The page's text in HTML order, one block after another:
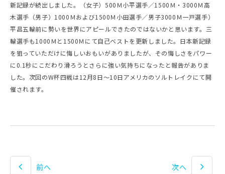
新記録が続出しました。（女子）500Ｍ小平選手／1500Ｍ・3000Ｍ高
木選手（男子）1000Ｍおよび1500Ｍ小田選手／男子3000Ｍ一戸選手）
平昌五輪前に勢いを世界にアピールできたのではないかと思います。三
輪選手も1000Ｍと1500Ｍにて自己ベストを更新しました。日本新記録
を狙っていただけに悔しいおもいがありましたが、その悔しさをパワー
に0.1秒にこだわり滑ろうとさらに強い気持ちになったと報告がありま
した。次回のW杯四戦は12月8日～10日アメリカのソルトレイクにて開
催されます。
前へ 次へ